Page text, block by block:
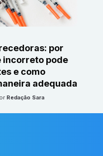
por
incorreto pode
e como
adequada
Redação Sara